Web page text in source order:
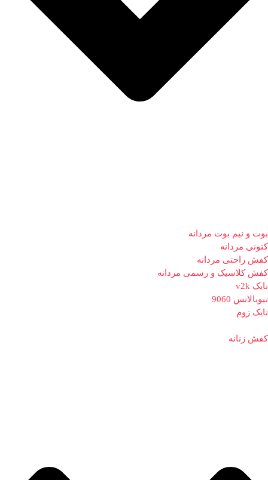
بوت و نیم بوت مردانه
کتونی مردانه
کفش راحتی مردانه
کفش کلاسیک و رسمی مردانه
نایک v2k
نیوبالانس 9060
نایک زوم
کفش زنانه